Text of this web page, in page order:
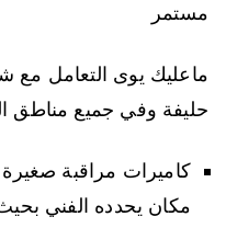
مستمر
ماعليك يوى التعامل مع
حليفة وفي جميع مناطق
كاميرات مراقبة صغيرة
مكان يحدده الفني